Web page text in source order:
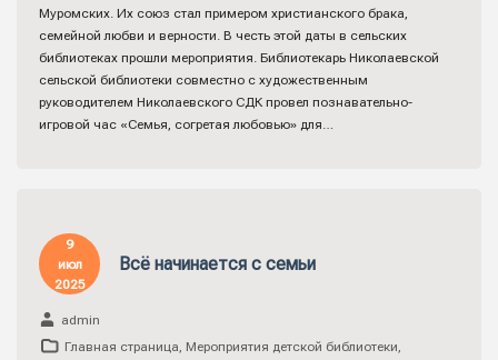
Муромских. Их союз стал примером христианского брака,
семейной любви и верности. В честь этой даты в сельских
библиотеках прошли мероприятия. Библиотекарь Николаевской
сельской библиотеки совместно с художественным
руководителем Николаевского СДК провел познавательно-
игровой час «Семья, согретая любовью» для…
9
июл
2025
Всё начинается с семьи
admin
Главная страница, Мероприятия детской библиотеки,